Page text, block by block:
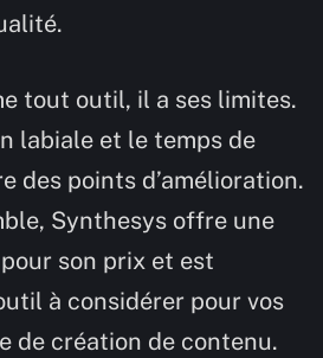
tout outil, il a ses limites.
labiale et le temps de
des points d’amélioration.
Synthesys offre une
son prix et est
à considérer pour vos
de création de contenu.